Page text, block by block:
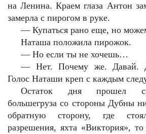
на Ленина. Краем глаза Антон
замерла с пирогом в руке.
—Купаться рано еще, но
Наташа положила пирожок.
—Но если ты не хочешь…
— Нет. Почему же. Давай.
Голос Наташи креп с каждым
Остаток дня прошел
большегруза со стороны Дубны
обратную сторону, где
разрешения, яхта «Виктория»,